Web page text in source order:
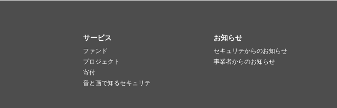
サービス
ファンド
プロジェクト
寄付
音と画で知るセキュリテ
お知らせ
セキュリテからのお知らせ
事業者からのお知らせ